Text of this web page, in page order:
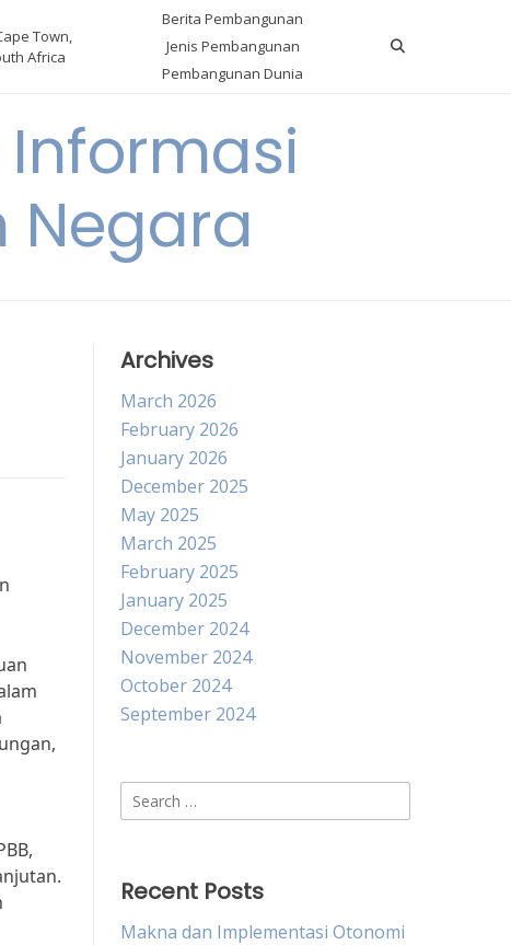
Town,
Africa
Berita Pembangunan
Jenis Pembangunan
Pembangunan Dunia
Informasi
Negara
Archives
March 2026
February 2026
January 2026
December 2025
May 2025
March 2025
February 2025
January 2025
December 2024
November 2024
October 2024
September 2024
Search
for:
Recent Posts
Makna dan Implementasi Otonomi